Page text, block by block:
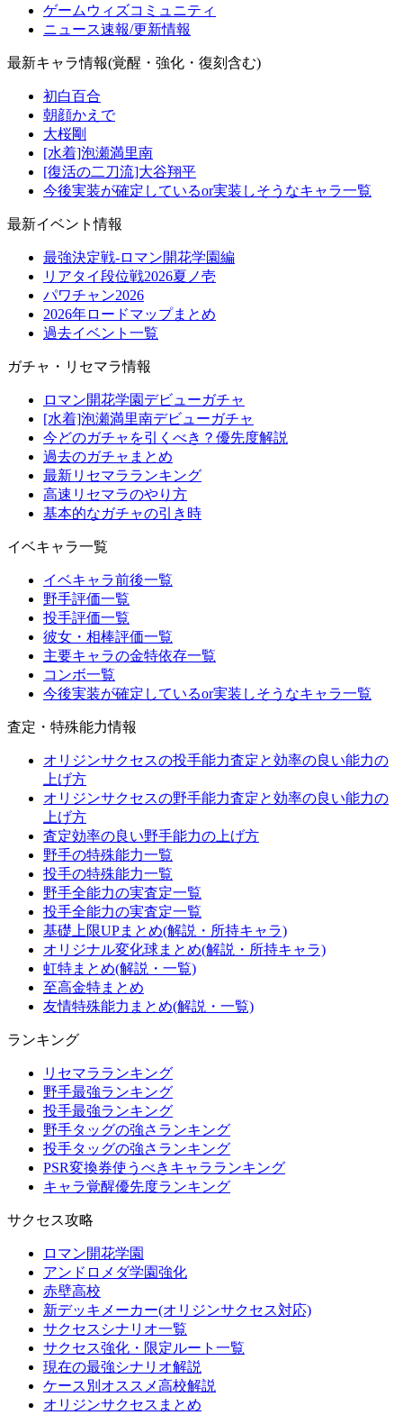
ゲームウィズコミュニティ
ニュース速報/更新情報
最新キャラ情報(覚醒・強化・復刻含む)
初白百合
朝顔かえで
大桜剛
[水着]泡瀬満里南
[復活の二刀流]大谷翔平
今後実装が確定しているor実装しそうなキャラ一覧
最新イベント情報
最強決定戦-ロマン開花学園編
リアタイ段位戦2026夏ノ壱
パワチャン2026
2026年ロードマップまとめ
過去イベント一覧
ガチャ・リセマラ情報
ロマン開花学園デビューガチャ
[水着]泡瀬満里南デビューガチャ
今どのガチャを引くべき？優先度解説
過去のガチャまとめ
最新リセマラランキング
高速リセマラのやり方
基本的なガチャの引き時
イベキャラ一覧
イベキャラ前後一覧
野手評価一覧
投手評価一覧
彼女・相棒評価一覧
主要キャラの金特依存一覧
コンボ一覧
今後実装が確定しているor実装しそうなキャラ一覧
査定・特殊能力情報
オリジンサクセスの投手能力査定と効率の良い能力の
上げ方
オリジンサクセスの野手能力査定と効率の良い能力の
上げ方
査定効率の良い野手能力の上げ方
野手の特殊能力一覧
投手の特殊能力一覧
野手全能力の実査定一覧
投手全能力の実査定一覧
基礎上限UPまとめ(解説・所持キャラ)
オリジナル変化球まとめ(解説・所持キャラ)
虹特まとめ(解説・一覧)
至高金特まとめ
友情特殊能力まとめ(解説・一覧)
ランキング
リセマラランキング
野手最強ランキング
投手最強ランキング
野手タッグの強さランキング
投手タッグの強さランキング
PSR変換券使うべきキャラランキング
キャラ覚醒優先度ランキング
サクセス攻略
ロマン開花学園
アンドロメダ学園強化
赤壁高校
新デッキメーカー(オリジンサクセス対応)
サクセスシナリオ一覧
サクセス強化・限定ルート一覧
現在の最強シナリオ解説
ケース別オススメ高校解説
オリジンサクセスまとめ